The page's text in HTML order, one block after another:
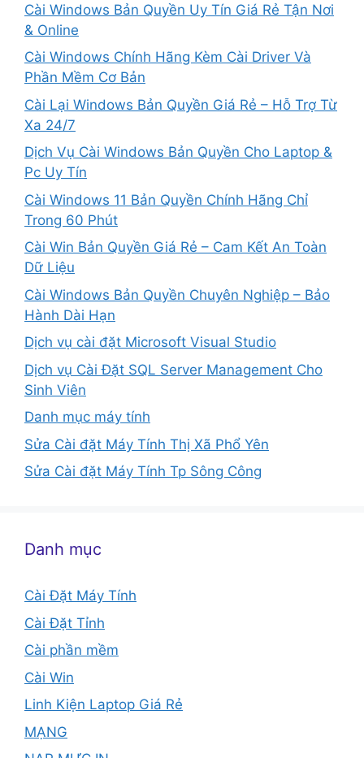
Cài Windows Bản Quyền Uy Tín Giá Rẻ Tận Nơi
& Online
Cài Windows Chính Hãng Kèm Cài Driver Và
Phần Mềm Cơ Bản
Cài Lại Windows Bản Quyền Giá Rẻ – Hỗ Trợ Từ
Xa 24/7
Dịch Vụ Cài Windows Bản Quyền Cho Laptop &
Pc Uy Tín
Cài Windows 11 Bản Quyền Chính Hãng Chỉ
Trong 60 Phút
Cài Win Bản Quyền Giá Rẻ – Cam Kết An Toàn
Dữ Liệu
Cài Windows Bản Quyền Chuyên Nghiệp – Bảo
Hành Dài Hạn
Dịch vụ cài đặt Microsoft Visual Studio
Dịch vụ Cài Đặt SQL Server Management Cho
Sinh Viên
Danh mục máy tính
Sửa Cài đặt Máy Tính Thị Xã Phổ Yên
Sửa Cài đặt Máy Tính Tp Sông Công
Danh mục
Cài Đặt Máy Tính
Cài Đặt Tỉnh
Cài phần mềm
Cài Win
Linh Kiện Laptop Giá Rẻ
MẠNG